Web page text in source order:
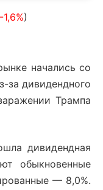
-1,6%)
начались со
за дивидендного
Трампа
дивидендная
обыкновенные
— 8,0%.